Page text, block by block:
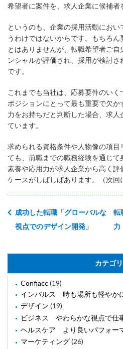
希望者に案件を、求人企業に候補者
というのも、企業の採用活動にお
うわけではないからです。もちろん
とはありませんが、転職希望者ご
ンシャルが評価され、採用が検討
です。
これまでも当社は、応募要件のい
ポジションにとって最も重要で欠
力をお持ちだと判断した場合、求
ています。
求められる資格条件や人物像の項目
ても、前職までの職務経験を通じ
素養や応用力が求人企業から高く評
ケースがしばしばあります。（次回
転
力
成功した転職「グローバルな
視点でのデザイン開発」
カテゴ
Confiacc(19)
インパルス 時も場所も軽やか
デザイン (19)
ビジネス やわらかな視点で仕
ヘルスケア より良いパフォー
マーケティング(26)